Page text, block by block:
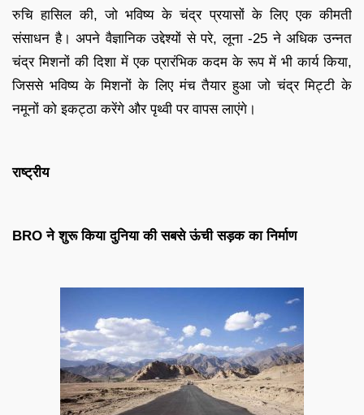
रुचि हासिल की, जो भविष्य के चंद्र प्रयासों के लिए एक कीमती
संसाधन है। अपने वैज्ञानिक उद्देश्यों से परे, लूना -25 ने अधिक उन्नत
चंद्र मिशनों की दिशा में एक प्रारंभिक कदम के रूप में भी कार्य किया,
जिससे भविष्य के मिशनों के लिए मंच तैयार हुआ जो चंद्र मिट्टी के
नमूनों को इकट्ठा करेंगे और पृथ्वी पर वापस लाएंगे।
राष्ट्रीय
BRO ने शुरू किया दुनिया की सबसे ऊंची सड़क का निर्माण